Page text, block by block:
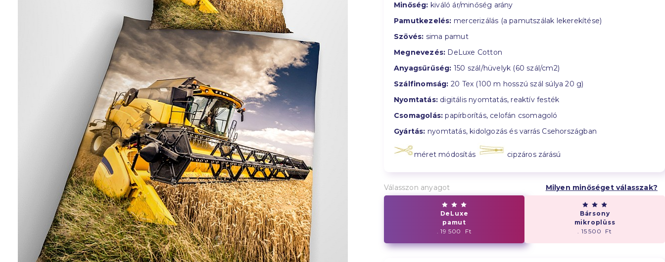
Minőség: kiváló ár/minőség arány
Pamutkezelés: mercerizálás (a pamutszálak lekerekítése)
Szövés: sima pamut
Megnevezés: DeLuxe Cotton
Anyagsűrűség: 150 szál/hüvelyk (60 szál/cm2)
Szálfinomság: 20 Tex (100 m hosszú szál súlya 20 g)
Nyomtatás: digitális nyomtatás, reaktív festék
Csomagolás: papírborítás, celofán csomagoló
Gyártás: nyomtatás, kidolgozás és varrás Csehországban
méret módosítás cipzáros zárású
Válasszon anyagot Milyen minőséget válasszak?
DeLuxe
pamut
. 19 500 Ft
Bársony
mikroplüss
. 15 500 Ft